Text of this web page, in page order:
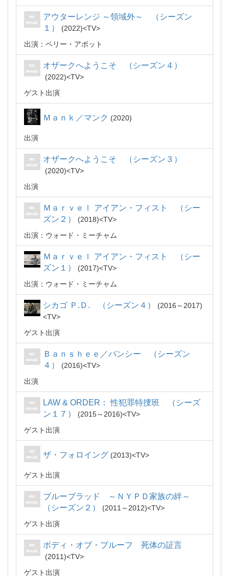
アウターレンジ ～領域外～ （シーズン
１）
2022
TV
出演：ペリー・アボット
オザークへようこそ （シーズン４）
2022
TV
ゲスト出演
Ｍａｎｋ／マンク 2020
出演
オザークへようこそ （シーズン３）
2020
TV
出演
Ｍａｒｖｅｌ アイアン・フィスト （シー
ズン２）
2018
TV
出演：ウォード・ミーチャム
Ｍａｒｖｅｌ アイアン・フィスト （シー
ズン１）
2017
TV
出演：ウォード・ミーチャム
シカゴ Ｐ.Ｄ. （シーズン４）
2016～2017
TV
ゲスト出演
Ｂａｎｓｈｅｅ／バンシー （シーズン
４）
2016
TV
出演
LAW & ORDER： 性犯罪特捜班 （シーズ
ン１７）
2015～2016
TV
ゲスト出演
ザ・フォロイング 2013 TV
ゲスト出演
ブルーブラッド ～ＮＹＰＤ家族の絆～
（シーズン２）
2011～2012
TV
ゲスト出演
ボディ・オブ・プルーフ 死体の証言
2011
TV
ゲスト出演